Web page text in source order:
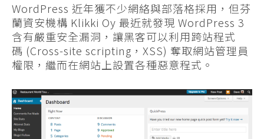
WordPress 近年獲不少網絡與部落格採用，但芬
蘭資安機構 Klikki Oy 最近就發現 WordPress 3
含有嚴重安全漏洞，讓黑客可以利用跨站程式
碼 (Cross-site scripting，XSS) 奪取網站管理員
權限，繼而在網站上設置各種惡意程式。